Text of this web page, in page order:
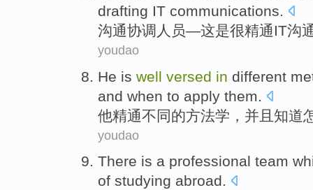
drafting IT communications.
沟通协调人员—这是很精通IT沟
youdao
He is well versed in different
and when to apply them
他精通不同的方法学 ， 并且 知道
youdao
There is a professional team
of studying abroad.